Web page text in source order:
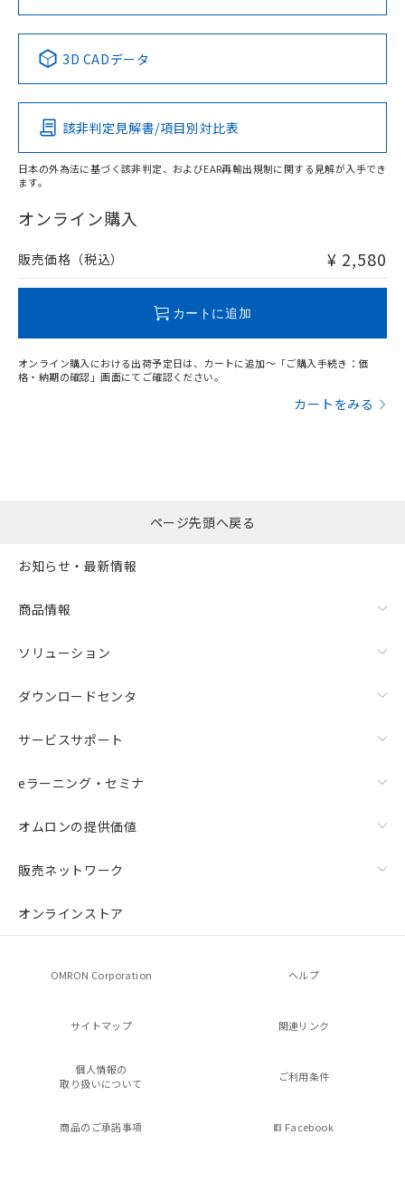
Pb Hg Cd Cr(VI)
O
在庫等で未対応品が混在する可能性があります。
問い合わせください。
No No No No
この製品の規格認証/適合状況ページへ
その他の認証はこちらのページからご検索ください
3D CADデータ
該非判定見解書/項目別対比表
日本の外為法に基づく該非判定、およびEAR再輸出規制に関する見解が入手でき
ます。
オンライン購入
販売価格（税込） ¥ 2,580
カートに追加
オンライン購入における出荷予定日は、カートに追加～「ご購入手続き：価
格・納期の確認」画面にてご確認ください。
カートをみる
ページ先頭へ戻る
お知らせ・最新情報
商品情報
ソリューション
ダウンロードセンタ
サービスサポート
eラーニング・セミナ
オムロンの提供価値
販売ネットワーク
オンラインストア
OMRON Corporation ヘルプ
サイトマップ 関連リンク
個人情報の
取り扱いについて
ご利用条件
商品のご承諾事項 Facebook